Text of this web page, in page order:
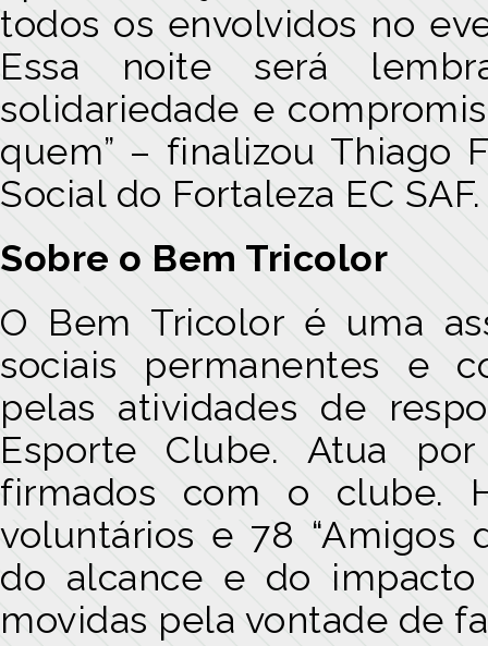
todos os envolvidos no
Essa noite será
solidariedade e
quem” – finalizou Thiago
Social do Fortaleza EC SAF.
Sobre o Bem Tricolor
O Bem Tricolor é uma
sociais permanentes e
pelas atividades de
Esporte Clube. Atua
firmados com o clube.
voluntários e 78 “Amigos
do alcance e do
movidas pela vontade de